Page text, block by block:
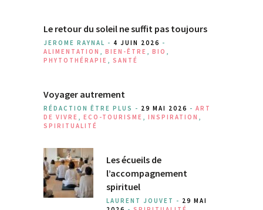
Le retour du soleil ne suffit pas toujours
JEROME RAYNAL - 4 JUIN 2026 -
ALIMENTATION
BIEN-ÊTRE BIO
PHYTOTHÉRAPIE
SANTÉ
Voyager autrement
RÉDACTION ÊTRE PLUS - 29 MAI 2026 - ART
DE VIVRE
ECO-TOURISME INSPIRATION
SPIRITUALITÉ
Les écueils de
l’accompagnement
spirituel
LAURENT JOUVET - 29 MAI